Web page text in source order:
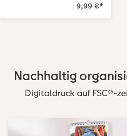
9,99 €*
Nachhaltig
Digitaldruck auf FSC®-